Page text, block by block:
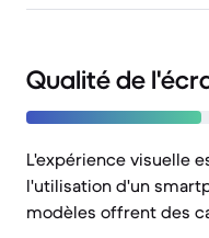
Qualité de
L'expérience visuelle
l'utilisation d'un
modèles offrent des